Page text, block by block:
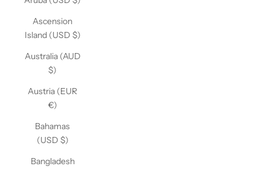
Ascension
Island (USD $)
Australia (AUD
$)
Austria (EUR
€)
Bahamas
(USD $)
Bangladesh